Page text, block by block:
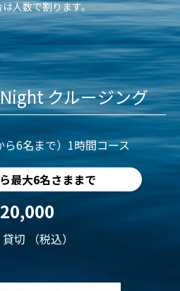
人数で割ります。
クルージング
ら6名まで）1時間コース
最大6名さままで
切 （税込）